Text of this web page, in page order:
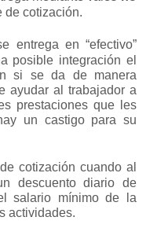
de cotización.
entrega en “efectivo”
posible integración el
si se da de manera
ayudar al trabajador a
prestaciones que les
un castigo para su
cotización cuando al
descuento diario de
salario mínimo de la
actividades.